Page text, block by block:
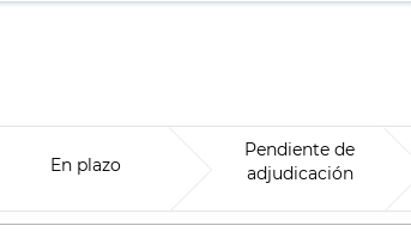
En plazo
Pendiente de
adjudicación